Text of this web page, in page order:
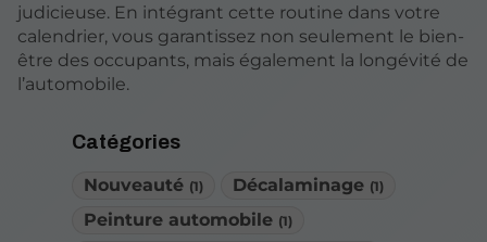
Catégories
Nouveauté (1) Décalaminage (1)
Peinture automobile (1)
judicieuse. En intégrant cette routine dans votre
calendrier, vous garantissez non seulement le bien-
être des occupants, mais également la longévité de
l’automobile.